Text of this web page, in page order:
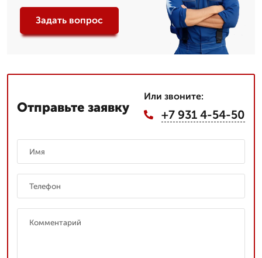
Задать вопрос
Отправьте заявку
Или звоните:
+7 931 4-54-50